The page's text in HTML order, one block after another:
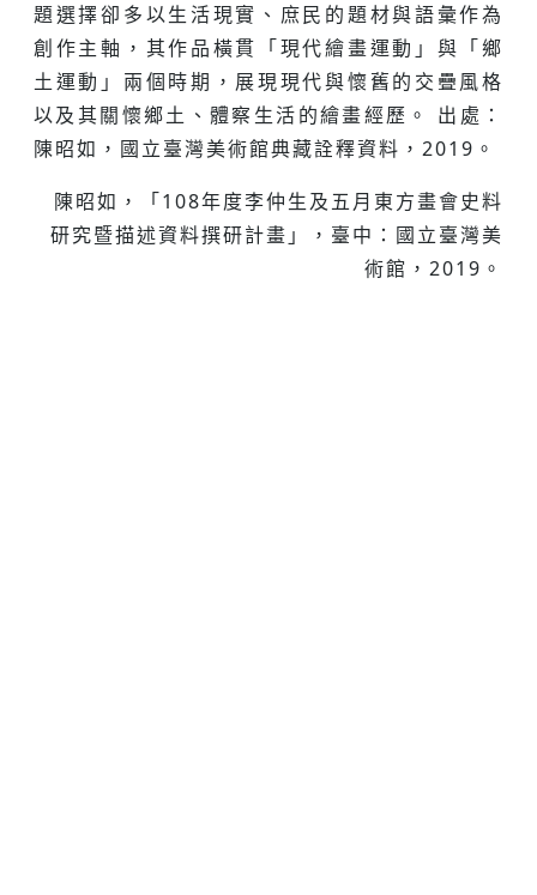
題選擇卻多以生活現實、庶民的題材與語彙作為
創作主軸，其作品橫貫「現代繪畫運動」與「鄉
土運動」兩個時期，展現現代與懷舊的交疊風格
以及其關懷鄉土、體察生活的繪畫經歷。 出處：
陳昭如，國立臺灣美術館典藏詮釋資料，2019。
陳昭如，「108年度李仲生及五月東方畫會史料
研究暨描述資料撰研計畫」，臺中：國立臺灣美
術館，2019。